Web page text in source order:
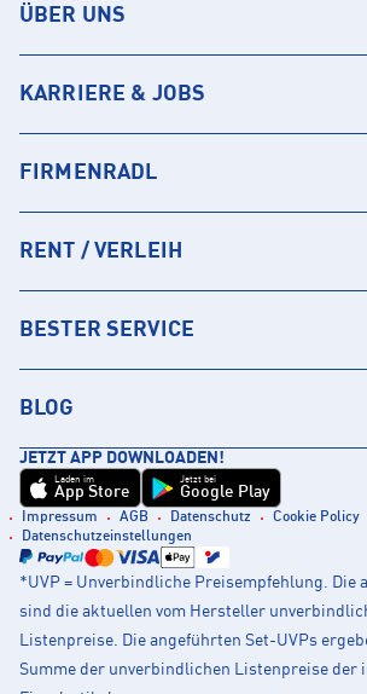
ÜBER UNS
KARRIERE & JOBS
FIRMENRADL
RENT / VERLEIH
BESTER SERVICE
BLOG
JETZT APP DOWNLOADEN!
Laden im
App Store
Jetzt bei
Google Play
Impressum AGB Datenschutz
Cookie Policy
Datenschutzeinstellungen
*UVP = Unverbindliche Preisempfehlung. Die
sind die aktuellen vom Hersteller
Listenpreise. Die angeführten Set-UVPs
Summe der unverbindlichen Listenpreise der